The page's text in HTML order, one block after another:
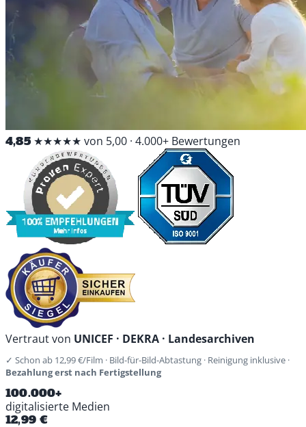
4,85 ★★★★★ von 5,00 · 4.000+ Bewertungen
Vertraut von UNICEF · DEKRA · Landesarchiven
✓ Schon ab 12,99 €/Film · Bild-für-Bild-Abtastung · Reinigung inklusive ·
Bezahlung erst nach Fertigstellung
100.000+
digitalisierte Medien
12,99 €